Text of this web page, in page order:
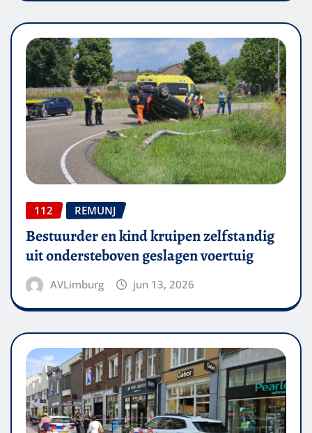
112 REMUNJ
Bestuurder en kind kruipen zelfstandig
uit ondersteboven geslagen voertuig
AVLimburg jun 13, 2026